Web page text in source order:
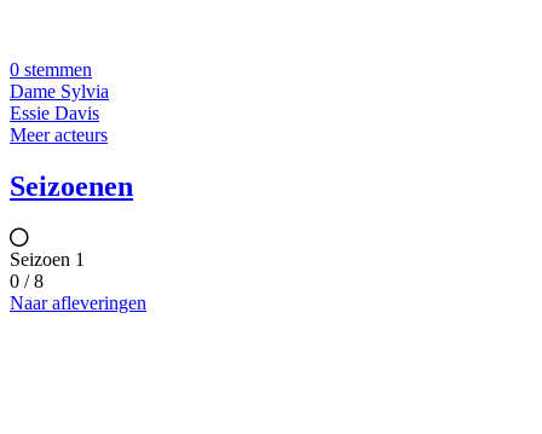
0 stemmen
Dame Sylvia
Essie Davis
Meer acteurs
Seizoenen
Seizoen 1
0 / 8
Naar afleveringen